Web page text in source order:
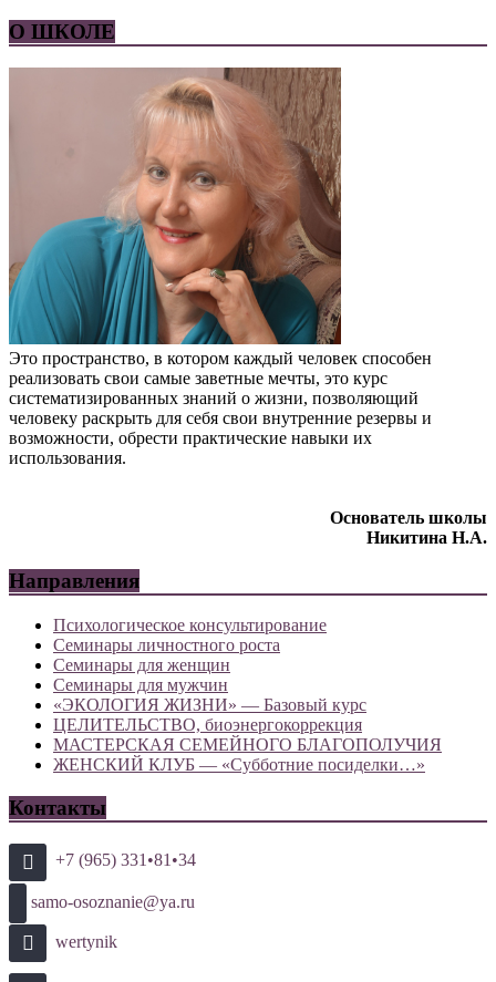
О ШКОЛЕ
Это пространство, в котором каждый человек способен
реализовать свои самые заветные мечты, это курс
систематизированных знаний о жизни, позволяющий
человеку раскрыть для себя свои внутренние резервы и
возможности, обрести практические навыки их
использования.
Основатель школы
Никитина Н.А.
Направления
Психологическое консультирование
Семинары личностного роста
Семинары для женщин
Семинары для мужчин
«ЭКОЛОГИЯ ЖИЗНИ» — Базовый курс
ЦЕЛИТЕЛЬСТВО, биоэнергокоррекция
МАСТЕРСКАЯ СЕМЕЙНОГО БЛАГОПОЛУЧИЯ
ЖЕНСКИЙ КЛУБ — «Субботние посиделки…»
Контакты
+7 (965) 331•81•34
samo-osoznanie@ya.ru
wertynik